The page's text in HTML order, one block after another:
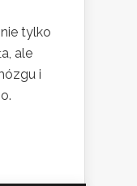
tylko
ale
i